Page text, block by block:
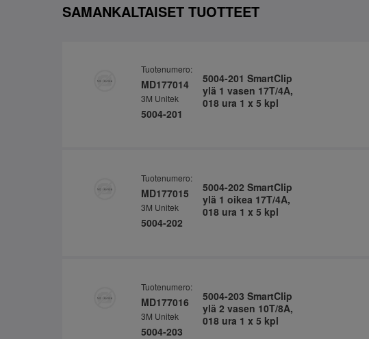
SAMANKALTAISET TUOTTEET
Tuotenumero:
MD177014
3M Unitek
5004-201
5004-201 SmartClip
ylä 1 vasen 17T/4A,
018 ura 1 x 5 kpl
Tuotenumero:
MD177015
3M Unitek
5004-202
5004-202 SmartClip
ylä 1 oikea 17T/4A,
018 ura 1 x 5 kpl
Tuotenumero:
MD177016
3M Unitek
5004-203
5004-203 SmartClip
ylä 2 vasen 10T/8A,
018 ura 1 x 5 kpl